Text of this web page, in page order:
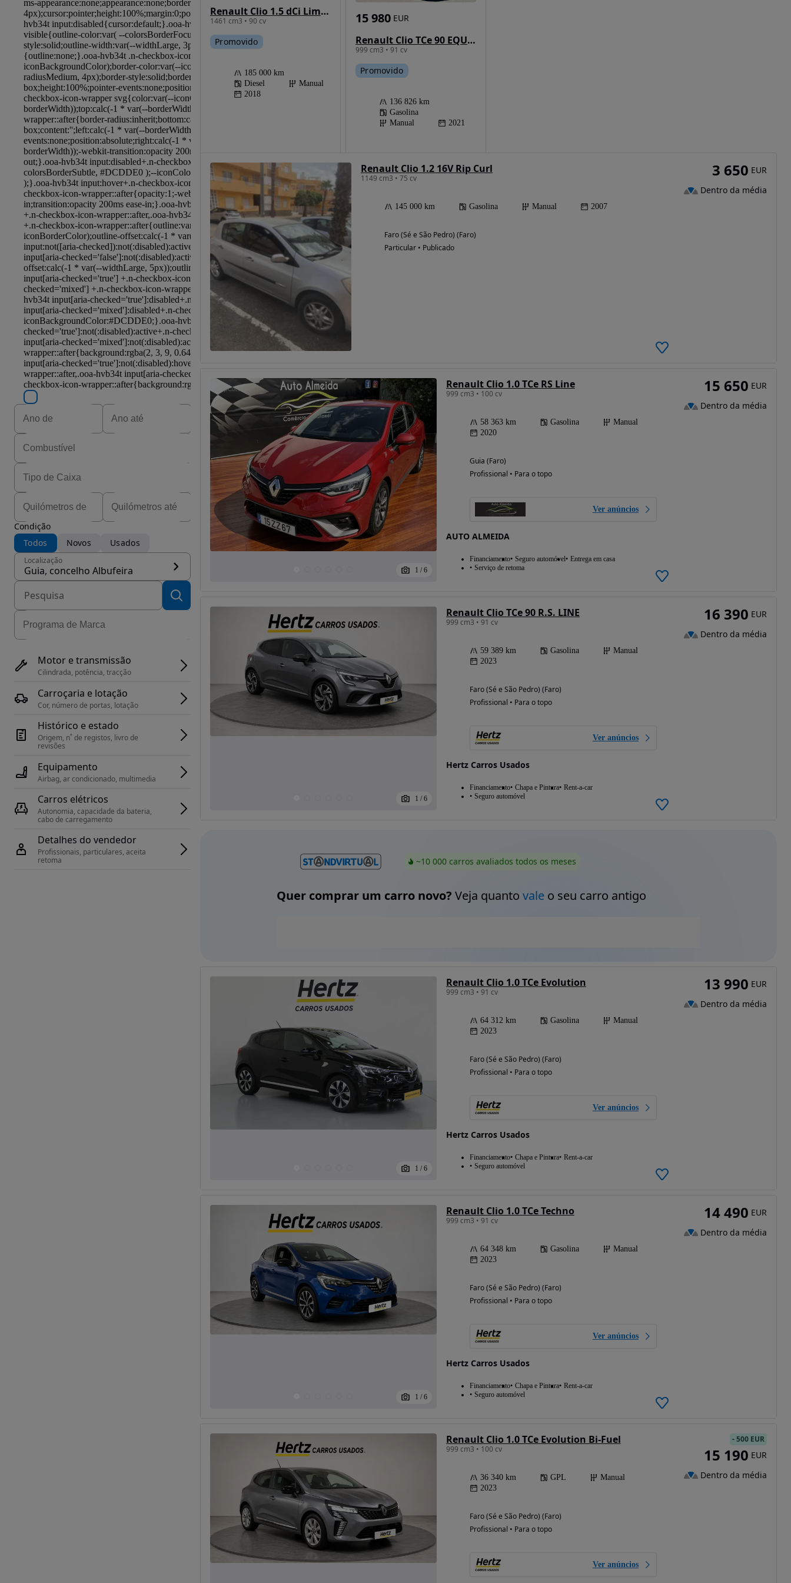
Condição
Todos
Novos Usados
Localização
Guia, concelho Albufeira
Motor e transmissão
Cilindrada, potência, tracção
Carroçaria e lotação
Cor, número de portas, lotação
Histórico e estado
Origem, n˚ de registos, livro de
revisões
Equipamento
Airbag, ar condicionado, multimedia
Carros elétricos
Autonomia, capacidade da bateria,
cabo de carregamento
Detalhes do vendedor
Profissionais, particulares, aceita
retoma
Renault Clio 1.5 dCi Limited EDition
1461 cm3 • 90 cv
Promovido
185 000 km
Diesel
Manual
2018
Renault Clio TCe 90 EQUILIBRE
999 cm3 • 91 cv
15 980 EUR
Promovido
136 826 km
Gasolina
Manual
2021
Renault Clio 1.2 16V Rip Curl
1149 cm3 • 75 cv
145 000 km Gasolina Manual 2007
Faro (Sé e São Pedro) (Faro)
Particular • Publicado
3 650 EUR
Dentro da média
1 / 6
Renault Clio 1.0 TCe RS Line
999 cm3 • 100 cv
58 363 km Gasolina
Manual
2020
Guia (Faro)
Profissional • Para o topo
Ver anúncios
AUTO ALMEIDA
Financiamento Seguro automóvel Entrega em casa
Serviço de retoma
15 650 EUR
Dentro da média
1 / 6
Renault Clio TCe 90 R.S. LINE
999 cm3 • 91 cv
59 389 km Gasolina
Manual
2023
Faro (Sé e São Pedro) (Faro)
Profissional • Para o topo
Ver anúncios
Hertz Carros Usados
Financiamento Chapa e Pintura Rent-a-car
Seguro automóvel
16 390 EUR
Dentro da média
~10 000 carros avaliados todos os meses
Quer comprar um carro novo? Veja quanto valeo seu carro antigo
1 / 6
Renault Clio 1.0 TCe Evolution
999 cm3 • 91 cv
64 312 km Gasolina
Manual
2023
Faro (Sé e São Pedro) (Faro)
Profissional • Para o topo
Ver anúncios
Hertz Carros Usados
Financiamento Chapa e Pintura Rent-a-car
Seguro automóvel
13 990 EUR
Dentro da média
1 / 6
Renault Clio 1.0 TCe Techno
999 cm3 • 91 cv
64 348 km Gasolina
Manual
2023
Faro (Sé e São Pedro) (Faro)
Profissional • Para o topo
Ver anúncios
Hertz Carros Usados
Financiamento Chapa e Pintura Rent-a-car
Seguro automóvel
14 490 EUR
Dentro da média
Renault Clio 1.0 TCe Evolution Bi-Fuel
999 cm3 • 100 cv
36 340 km GPL
Manual
2023
Faro (Sé e São Pedro) (Faro)
Profissional • Para o topo
Ver anúncios
-500 EUR
15 190 EUR
Dentro da média